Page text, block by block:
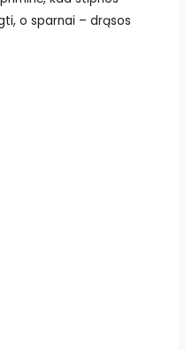
o sparnai – drąsos